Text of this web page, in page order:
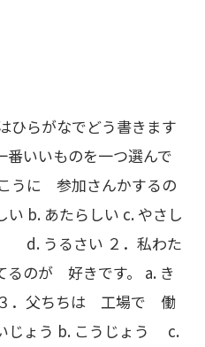
ひらがなでどう書きます
いいものを一つ選んで
うに 参加さんかするの
b. あたらしい c. やさし
２．私わた
のが 好きです。 a. き
３．父ちちは 工場で 働
じょう b. こうじょう c.